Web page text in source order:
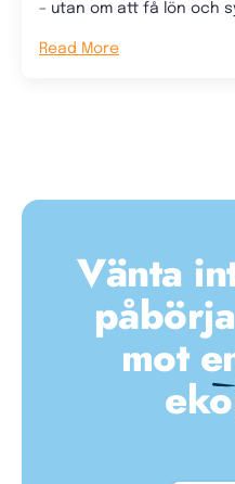
– utan om att få lön och
Read More
Vänta
mot